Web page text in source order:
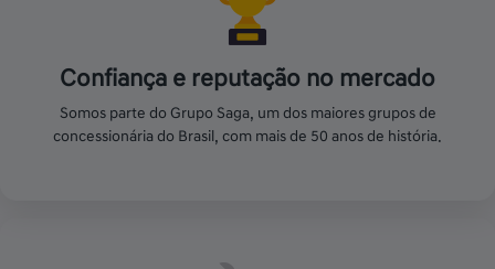
Confiança e reputação no mercado
Somos parte do Grupo Saga, um dos maiores grupos de
concessionária do Brasil, com mais de 50 anos de história.